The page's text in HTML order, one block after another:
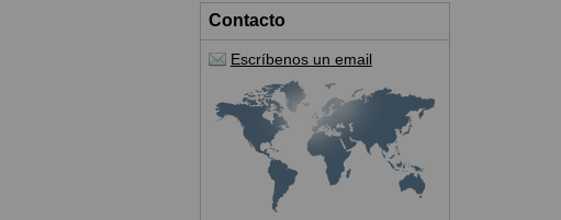
Contacto
Escríbenos un email